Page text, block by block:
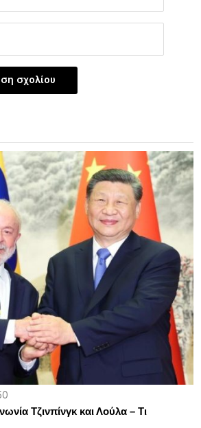
Τζινπίνγκ και Λούλα – Τι